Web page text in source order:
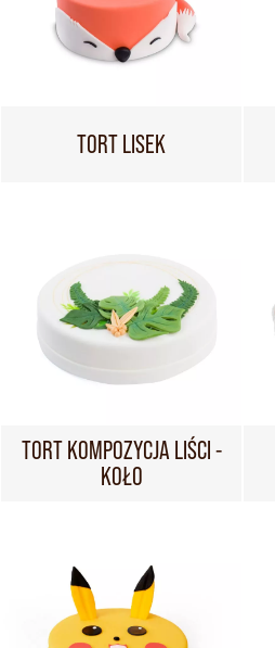
TORT LISEK
TORT KOMPOZYCJA LIŚCI -
KOŁO